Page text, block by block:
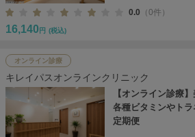
0.0 （0件）
16,140 円 (税込)
オンライン診療
キレイパスオンラインクリニック
【オンライン診療
各種ビタミンやト
定期便